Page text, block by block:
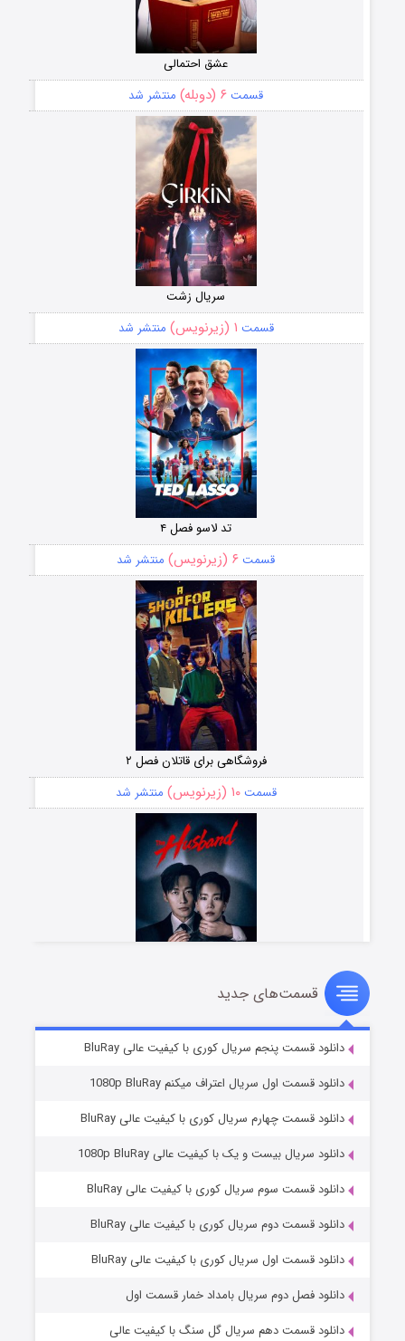
عشق احتمالی
قسمت ۶ (دوبله) منتشر شد
سریال زشت
قسمت ۱ (زیرنویس) منتشر شد
تد لاسو فصل ۴
قسمت ۶ (زیرنویس) منتشر شد
فروشگاهی برای قاتلان فصل ۲
قسمت۱۰ (زیرنویس) منتشر شد
قسمت۸ (زیرنویس) منتشر شد
عملیات آپارتمان
قسمت۲ (زیرنویس) منتشر شد
قسمت‌های جدید
دانلود قسمت پنجم سریال کوری با کیفیت عالی BluRay
دانلود قسمت اول سریال اعتراف میکنم 1080p BluRay
دانلود قسمت چهارم سریال کوری با کیفیت عالی BluRay
دانلود سریال بیست و یک با کیفیت عالی 1080p BluRay
دانلود قسمت سوم سریال کوری با کیفیت عالی BluRay
دانلود قسمت دوم سریال کوری با کیفیت عالی BluRay
دانلود قسمت اول سریال کوری با کیفیت عالی BluRay
دانلود فصل دوم سریال بامداد خمار قسمت اول
دانلود قسمت دهم سریال گل سنگ با کیفیت عالی